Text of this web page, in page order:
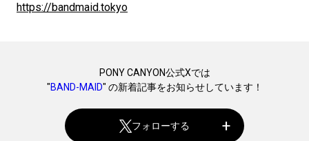
https://bandmaid.tokyo
PONY CANYON公式Xでは
"BAND-MAID" の新着記事をお知らせしています！
フォローする